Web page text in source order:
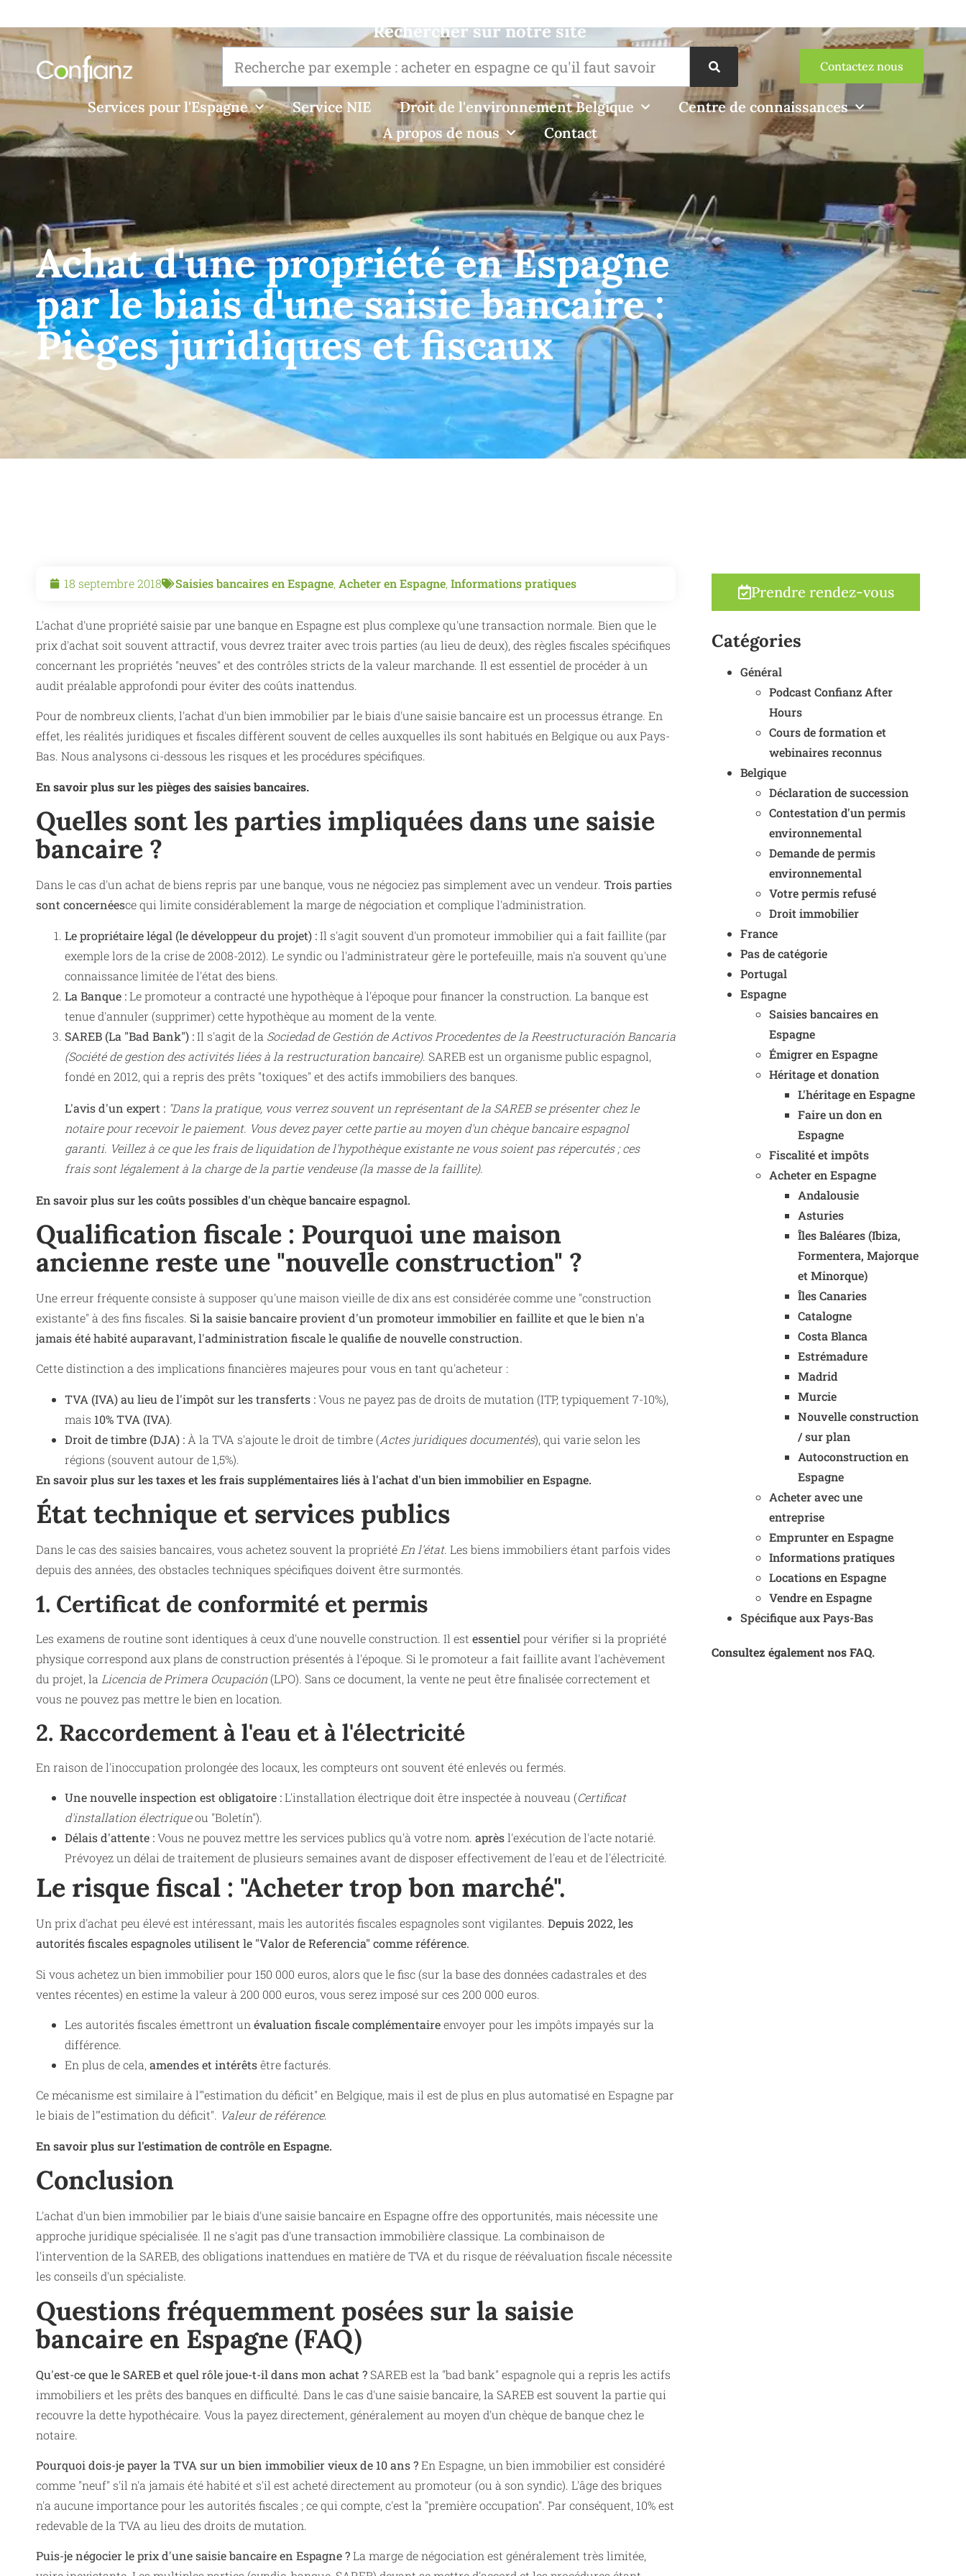
Rechercher sur notre site
Contactez nous
Services pour l'Espagne Service NIE Droit de l'environnement Belgique
Centre de connaissances
A propos de nous
Contact
Achat d'une propriété en Espagne
par le biais d'une saisie bancaire :
Pièges juridiques et fiscaux
18 septembre 2018 Saisies bancaires en Espagne, Acheter en Espagne, Informations pratiques
L'achat d'une propriété saisie par une banque en Espagne est plus complexe qu'une transaction normale. Bien que le
prix d'achat soit souvent attractif, vous devrez traiter avec trois parties (au lieu de deux), des règles fiscales spécifiques
concernant les propriétés "neuves" et des contrôles stricts de la valeur marchande. Il est essentiel de procéder à un
audit préalable approfondi pour éviter des coûts inattendus.
Pour de nombreux clients, l'achat d'un bien immobilier par le biais d'une saisie bancaire est un processus étrange. En
effet, les réalités juridiques et fiscales diffèrent souvent de celles auxquelles ils sont habitués en Belgique ou aux Pays-
Bas. Nous analysons ci-dessous les risques et les procédures spécifiques.
En savoir plus sur les pièges des saisies bancaires.
Quelles sont les parties impliquées dans une saisie
bancaire ?
Dans le cas d'un achat de biens repris par une banque, vous ne négociez pas simplement avec un vendeur. Trois parties
sont concernéesce qui limite considérablement la marge de négociation et complique l'administration.
Le propriétaire légal (le développeur du projet) :Il s'agit souvent d'un promoteur immobilier qui a fait faillite (par
exemple lors de la crise de 2008-2012). Le syndic ou l'administrateur gère le portefeuille, mais n'a souvent qu'une
connaissance limitée de l'état des biens.
La Banque :Le promoteur a contracté une hypothèque à l'époque pour financer la construction. La banque est
tenue d'annuler (supprimer) cette hypothèque au moment de la vente.
SAREB (La "Bad Bank") :Il s'agit de la Sociedad de Gestión de Activos Procedentes de la Reestructuración Bancaria
(Société de gestion des activités liées à la restructuration bancaire). SAREB est un organisme public espagnol,
fondé en 2012, qui a repris des prêts "toxiques" et des actifs immobiliers des banques.
L'avis d'un expert : "Dans la pratique, vous verrez souvent un représentant de la SAREB se présenter chez le
notaire pour recevoir le paiement. Vous devez payer cette partie au moyen d'un chèque bancaire espagnol
garanti. Veillez à ce que les frais de liquidation de l'hypothèque existante ne vous soient pas répercutés ; ces
frais sont légalement à la charge de la partie vendeuse (la masse de la faillite).
En savoir plus sur les coûts possibles d'un chèque bancaire espagnol.
Qualification fiscale : Pourquoi une maison
ancienne reste une "nouvelle construction" ?
Une erreur fréquente consiste à supposer qu'une maison vieille de dix ans est considérée comme une "construction
existante" à des fins fiscales. Si la saisie bancaire provient d'un promoteur immobilier en faillite et que le bien n'a
jamais été habité auparavant, l'administration fiscale le qualifie de nouvelle construction.
Cette distinction a des implications financières majeures pour vous en tant qu'acheteur :
TVA (IVA) au lieu de l'impôt sur les transferts :Vous ne payez pas de droits de mutation (ITP, typiquement 7-10%),
mais 10% TVA (IVA).
Droit de timbre (DJA) : À la TVA s'ajoute le droit de timbre (Actes juridiques documentés), qui varie selon les
régions (souvent autour de 1,5%).
En savoir plus sur les taxes et les frais supplémentaires liés à l'achat d'un bien immobilier en Espagne.
État technique et services publics
Dans le cas des saisies bancaires, vous achetez souvent la propriété En l'état. Les biens immobiliers étant parfois vides
depuis des années, des obstacles techniques spécifiques doivent être surmontés.
1. Certificat de conformité et permis
Les examens de routine sont identiques à ceux d'une nouvelle construction. Il est essentiel pour vérifier si la propriété
physique correspond aux plans de construction présentés à l'époque. Si le promoteur a fait faillite avant l'achèvement
du projet, la Licencia de Primera Ocupación (LPO). Sans ce document, la vente ne peut être finalisée correctement et
vous ne pouvez pas mettre le bien en location.
2. Raccordement à l'eau et à l'électricité
En raison de l'inoccupation prolongée des locaux, les compteurs ont souvent été enlevés ou fermés.
Une nouvelle inspection est obligatoire :L'installation électrique doit être inspectée à nouveau (Certificat
d'installation électriqueou "Boletín").
Délais d'attente :Vous ne pouvez mettre les services publics qu'à votre nom. aprèsl'exécution de l'acte notarié.
Prévoyez un délai de traitement de plusieurs semaines avant de disposer effectivement de l'eau et de l'électricité.
Le risque fiscal : "Acheter trop bon marché".
Un prix d'achat peu élevé est intéressant, mais les autorités fiscales espagnoles sont vigilantes. Depuis 2022, les
autorités fiscales espagnoles utilisent le "Valor de Referencia" comme référence.
Si vous achetez un bien immobilier pour 150 000 euros, alors que le fisc (sur la base des données cadastrales et des
ventes récentes) en estime la valeur à 200 000 euros, vous serez imposé sur ces 200 000 euros.
Les autorités fiscales émettront un évaluation fiscale complémentaireenvoyer pour les impôts impayés sur la
différence.
En plus de cela, amendes et intérêtsêtre facturés.
Ce mécanisme est similaire à l'"estimation du déficit" en Belgique, mais il est de plus en plus automatisé en Espagne par
le biais de l'"estimation du déficit". Valeur de référence.
En savoir plus sur l'estimation de contrôle en Espagne.
Conclusion
L'achat d'un bien immobilier par le biais d'une saisie bancaire en Espagne offre des opportunités, mais nécessite une
approche juridique spécialisée. Il ne s'agit pas d'une transaction immobilière classique. La combinaison de
l'intervention de la SAREB, des obligations inattendues en matière de TVA et du risque de réévaluation fiscale nécessite
les conseils d'un spécialiste.
Questions fréquemment posées sur la saisie
bancaire en Espagne (FAQ)
Qu'est-ce que le SAREB et quel rôle joue-t-il dans mon achat ?SAREB est la "bad bank" espagnole qui a repris les actifs
immobiliers et les prêts des banques en difficulté. Dans le cas d'une saisie bancaire, la SAREB est souvent la partie qui
recouvre la dette hypothécaire. Vous la payez directement, généralement au moyen d'un chèque de banque chez le
notaire.
Pourquoi dois-je payer la TVA sur un bien immobilier vieux de 10 ans ?En Espagne, un bien immobilier est considéré
comme "neuf" s'il n'a jamais été habité et s'il est acheté directement au promoteur (ou à son syndic). L'âge des briques
n'a aucune importance pour les autorités fiscales ; ce qui compte, c'est la "première occupation". Par conséquent, 10% est
redevable de la TVA au lieu des droits de mutation.
Puis-je négocier le prix d'une saisie bancaire en Espagne ?La marge de négociation est généralement très limitée,
Prendre rendez-vous
Catégories
Général
Podcast Confianz After
Hours
Cours de formation et
webinaires reconnus
Belgique
Déclaration de succession
Contestation d'un permis
environnemental
Demande de permis
environnemental
Votre permis refusé
Droit immobilier
France
Pas de catégorie
Portugal
Espagne
Saisies bancaires en
Espagne
Émigrer en Espagne
Héritage et donation
L'héritage en Espagne
Faire un don en
Espagne
Fiscalité et impôts
Acheter en Espagne
Andalousie
Asturies
Îles Baléares (Ibiza,
Formentera, Majorque
et Minorque)
Îles Canaries
Catalogne
Costa Blanca
Estrémadure
Madrid
Murcie
Nouvelle construction
/ sur plan
Autoconstruction en
Espagne
Acheter avec une
entreprise
Emprunter en Espagne
Informations pratiques
Locations en Espagne
Vendre en Espagne
Spécifique aux Pays-Bas
Consultez également nos FAQ.